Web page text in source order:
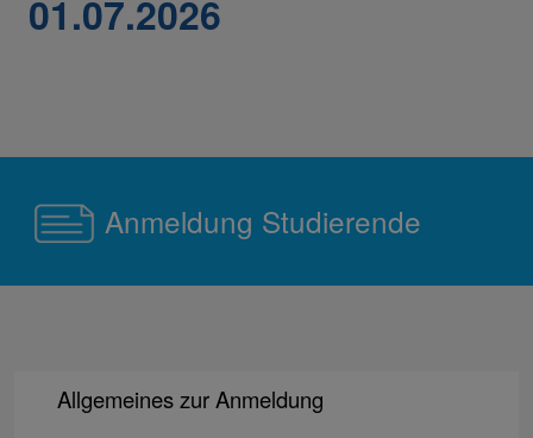
01.07.2026
Anmeldung Studierende
Allgemeines zur Anmeldung